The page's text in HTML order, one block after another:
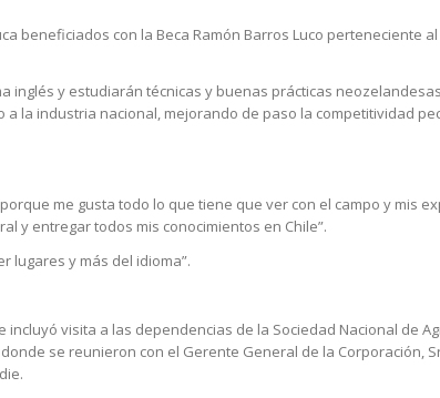
beneficiados con la Beca Ramón Barros Luco perteneciente
y estudiarán técnicas y buenas prácticas
la industria nacional, mejorando de paso la competitividad
me gusta todo lo que tiene que ver con el campo y mis
y entregar todos mis conocimientos en Chile”.
lugares y más del idioma”.
visita a las dependencias de la Sociedad Nacional de
se reunieron con el Gerente General de la Corporación,